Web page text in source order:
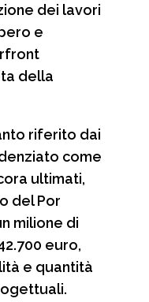
dei lavori
e
della
riferito dai
come
ultimati,
del Por
milione di
euro,
e quantità